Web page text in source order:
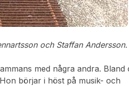
och Staffan Andersson.
med några andra. Bland
börjar i höst på musik- och